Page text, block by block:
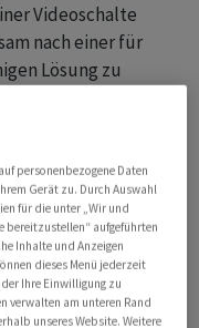
Videoschalte
nach einer für
Lösung zu
Eine
bestätigte die
mit Verweis auf
personenbezogene Daten
Gerät zu. Durch Auswahl
für die unter „Wir und
bereitzustellen“ aufgeführten
Inhalte und Anzeigen
dieses Menü jederzeit
Ihre Einwilligung zu
verwalten am unteren Rand
unseres Website. Weitere